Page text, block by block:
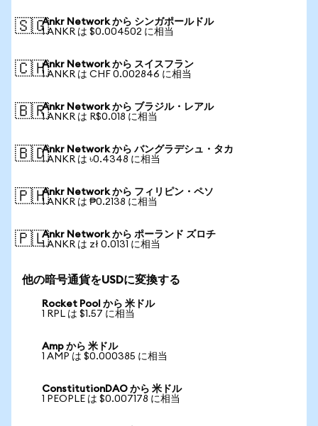
🇸🇬Ankr Network から シンガポールドル
1 ANKR は $0.004502 に相当
🇨🇭Ankr Network から スイスフラン
1 ANKR は CHF 0.002846 に相当
🇧🇷Ankr Network から ブラジル・レアル
1 ANKR は R$0.018 に相当
🇧🇩Ankr Network から バングラデシュ・タカ
1 ANKR は ৳0.4348 に相当
🇵🇭Ankr Network から フィリピン・ペソ
1 ANKR は ₱0.2138 に相当
🇵🇱Ankr Network から ポーランド ズロチ
1 ANKR は zł 0.0131 に相当
他の暗号通貨をUSDに変換する
Rocket Pool から 米ドル
1 RPL は $1.57 に相当
Amp から 米ドル
1 AMP は $0.000385 に相当
ConstitutionDAO から 米ドル
1 PEOPLE は $0.007178 に相当